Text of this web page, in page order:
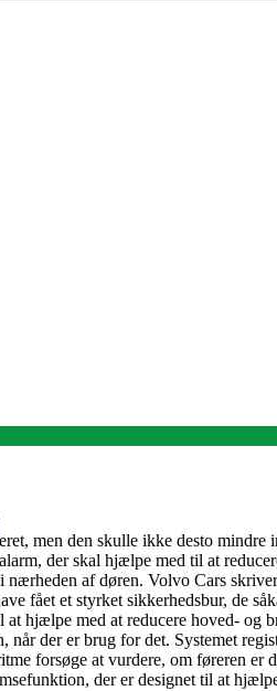
men den skulle ikke desto
der skal hjælpe med til at
af døren. Volvo Cars
fået et styrket sikkerhedsbur, de
hjælpe med at reducere hoved-
der er brug for det. Systemet
forsøge at vurdere, om føreren
der er designet til at